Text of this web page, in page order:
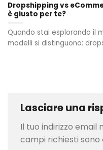
Dropshipping vs
è giusto per te?
Quando stai esplorando il
modelli si distinguono:
Lasciare una
Il tuo indirizzo email
campi richiesti